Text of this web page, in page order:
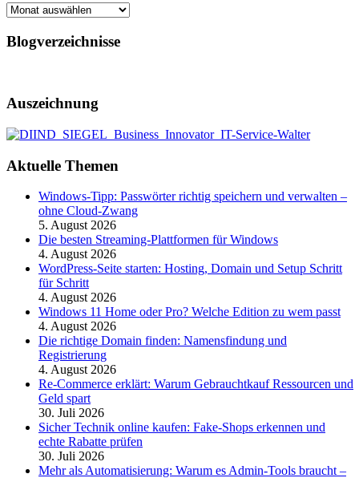
Archiv
Blogverzeichnisse
Auszeichnung
Aktuelle Themen
Windows-Tipp: Passwörter richtig speichern und verwalten –
ohne Cloud-Zwang
5. August 2026
Die besten Streaming-Plattformen für Windows
4. August 2026
WordPress-Seite starten: Hosting, Domain und Setup Schritt
für Schritt
4. August 2026
Windows 11 Home oder Pro? Welche Edition zu wem passt
4. August 2026
Die richtige Domain finden: Namensfindung und
Registrierung
4. August 2026
Re-Commerce erklärt: Warum Gebrauchtkauf Ressourcen und
Geld spart
30. Juli 2026
Sicher Technik online kaufen: Fake-Shops erkennen und
echte Rabatte prüfen
30. Juli 2026
Mehr als Automatisierung: Warum es Admin-Tools braucht –